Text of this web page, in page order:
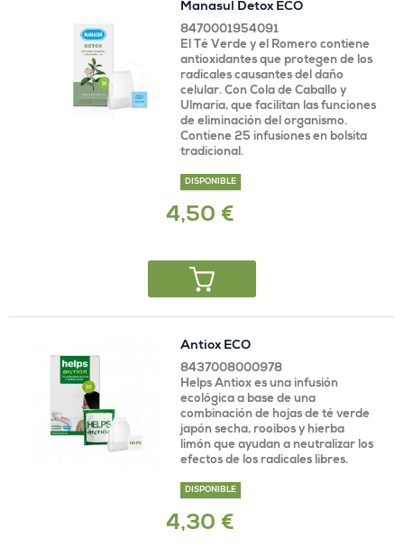
Manasul Detox ECO
8470001954091
El Té Verde y el Romero contiene
antioxidantes que protegen de los
radicales causantes del daño
celular. Con Cola de Caballo y
Ulmaria, que facilitan las funciones
de eliminación del organismo.
Contiene 25 infusiones en bolsita
tradicional.
DISPONIBLE
4,50 €
Antiox ECO
8437008000978
Helps Antiox es una infusión
ecológica a base de una
combinación de hojas de té verde
japón secha, rooibos y hierba
limón que ayudan a neutralizar los
efectos de los radicales libres.
DISPONIBLE
4,30 €